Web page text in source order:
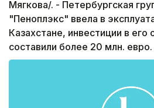
Мягкова/. - Петербургская
"Пеноплэкс" ввела в
Казахстане, инвестиции в его
составили более 20 млн. евро.